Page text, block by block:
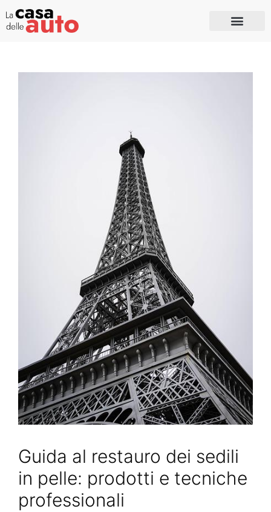
Guida al restauro dei sedili
in pelle: prodotti e tecniche
professionali